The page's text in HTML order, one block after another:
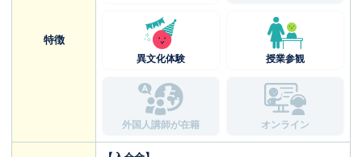
特徴
異文化体験 授業参観
外国人講師が在籍 オンライン